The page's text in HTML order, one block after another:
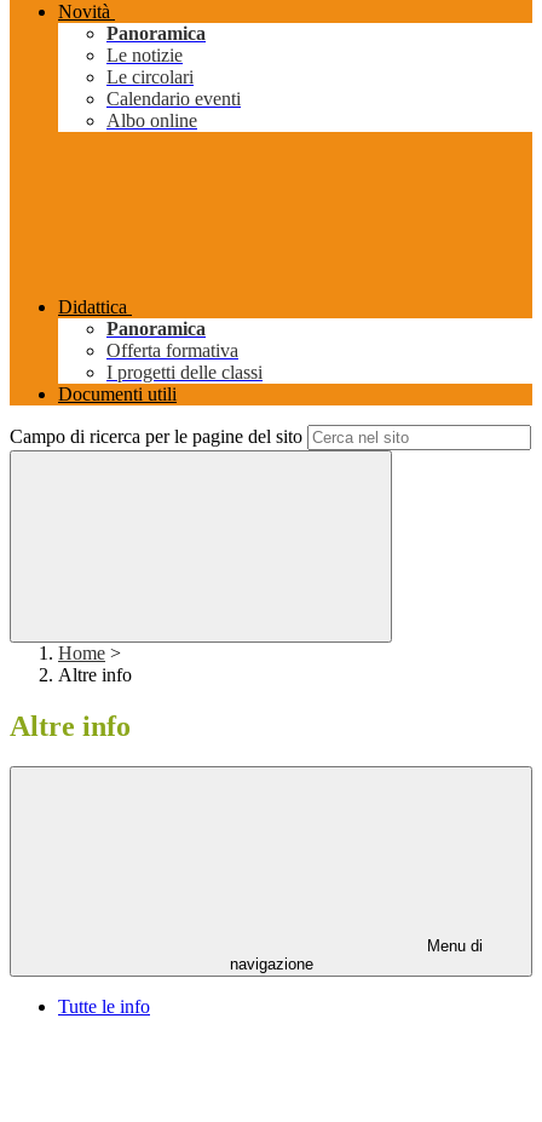
Novità
Panoramica
Le notizie
Le circolari
Calendario eventi
Albo online
Didattica
Panoramica
Offerta formativa
I progetti delle classi
Documenti utili
Campo di ricerca per le pagine del sito
Home >
Altre info
Altre info
Menu di
navigazione
Tutte le info